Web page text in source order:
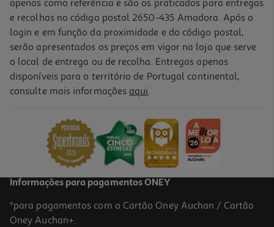
apenas como referência e são os praticados para entregas
e recolhas no código postal 2650-435 Amadora. Após o
login e em função da proximidade e do código postal,
serão apresentados os preços em vigor na loja que serve
o local de entrega ou de recolha. Entregas apenas
disponíveis para o território de Portugal continental,
consulte mais informações aqui.
Informações para pagamentos ONEY
*para pagamentos com o Cartão Oney Auchan / Cartão
Oney Auchan+.